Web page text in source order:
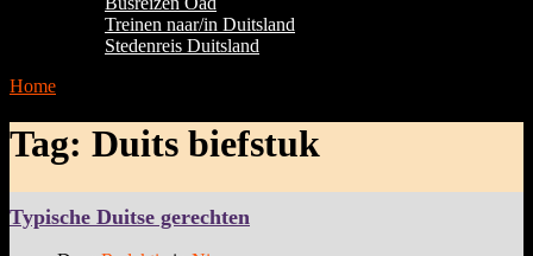
Treinen naar/in Duitsland
Stedenreis Duitsland
Home
Tag: Duits biefstuk
Typische Duitse gerechten